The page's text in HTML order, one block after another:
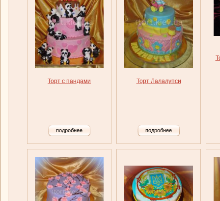
Торт с пандами
подробнее
Торт Лалалупси
подробнее